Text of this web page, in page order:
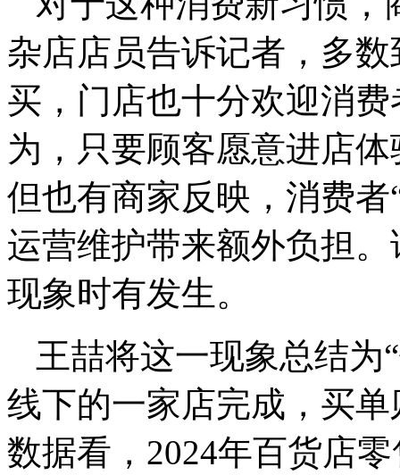
杂店店员告诉记者，多
买，门店也十分欢迎消
为，只要顾客愿意进店
但也有商家反映，消费
运营维护带来额外负担
现象时有发生。
王喆将这一现象总结为
线下的一家店完成，买
数据看，2024年百货店